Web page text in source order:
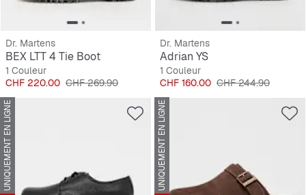
Dr. Martens
BEX LTT 4 Tie Boot
1 Couleur
Prix
CHF 220.00 Prix original
CHF 269.90
Dr. Martens
Adrian YS
1 Couleur
Prix
CHF 160.00 Prix original
CHF 244.90
UNIQUEMENT EN LIGNE UNIQUEMENT EN LIGNE